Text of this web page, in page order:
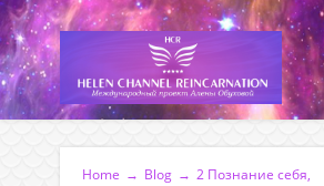
Home → Blog → 2 Познание себя,